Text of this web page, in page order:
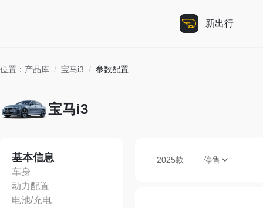
新出行
位置： 产品库 / 宝马i3 / 参数配置
宝马i3
基本信息
车身
动力配置
电池/充电
2025款 停售